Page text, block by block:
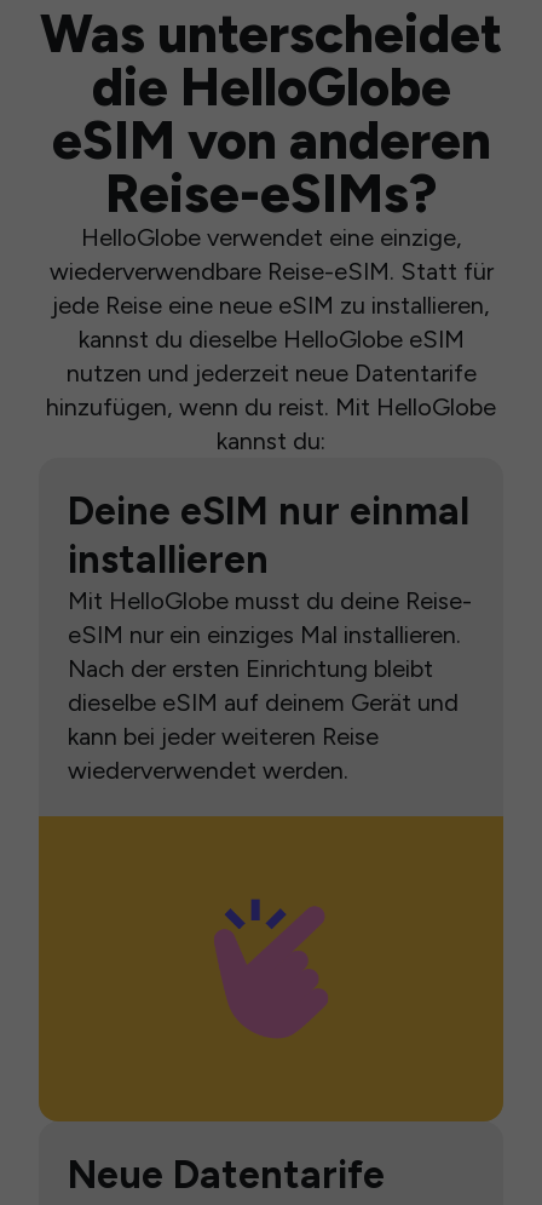
Was unterscheidet
die HelloGlobe
eSIM von anderen
Reise-eSIMs?
HelloGlobe verwendet eine einzige,
wiederverwendbare Reise-eSIM. Statt für
jede Reise eine neue eSIM zu installieren,
kannst du dieselbe HelloGlobe eSIM
nutzen und jederzeit neue Datentarife
hinzufügen, wenn du reist. Mit HelloGlobe
kannst du:
Deine eSIM nur einmal
installieren
Mit HelloGlobe musst du deine Reise-
eSIM nur ein einziges Mal installieren.
Nach der ersten Einrichtung bleibt
dieselbe eSIM auf deinem Gerät und
kann bei jeder weiteren Reise
wiederverwendet werden.
Neue Datentarife